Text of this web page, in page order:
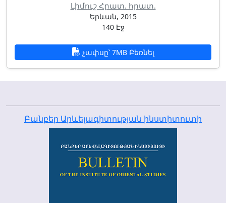
Լիմուշ Հրատ. հրատ.
Երևան, 2015
140 Էջ
չափսը՝ 7MB Բեռնել
Բանբեր Արևելագիտության ինստիտուտի